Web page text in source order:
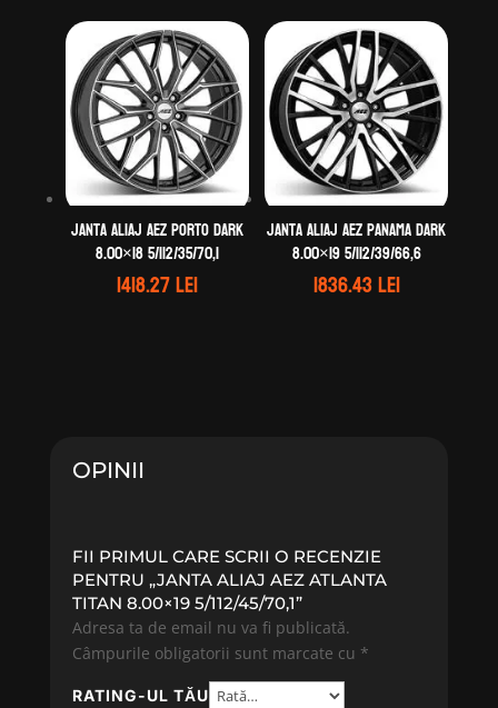
Janta aliaj AEZ Porto dark
8.00×18 5/112/35/70,1
1418.27lei
Janta aliaj AEZ Panama dark
8.00×19 5/112/39/66,6
1836.43lei
OPINII
FII PRIMUL CARE SCRII O RECENZIE
PENTRU „JANTA ALIAJ AEZ ATLANTA
TITAN 8.00×19 5/112/45/70,1”
Adresa ta de email nu va fi publicată.
Câmpurile obligatorii sunt marcate cu *
RATING-UL TĂU